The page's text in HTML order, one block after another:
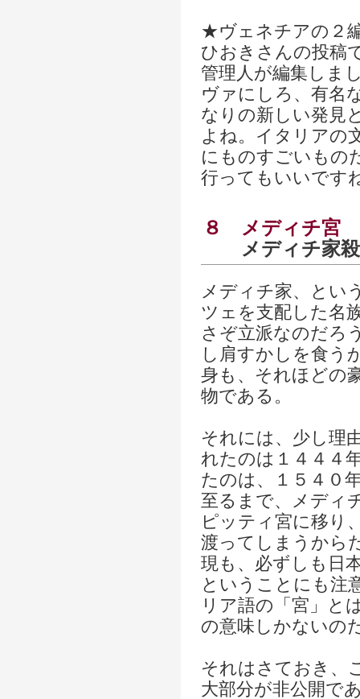
★ヴェネチアの２
ひおきさんの投稿
管理人が編集しま
ヴァにしろ、有名
なりの新しい発見
よね。イタリアの
にものすごいもの
行ってもいいです
８
メディチ宮
メディチ家
メディチ家、とい
ツェを支配した名
さぞ立派なのだろ
し肩すかしを食う
身も、それほどの
物である。
それには、少し理
れたのは１４４４
たのは、１５４０
至るまで、メディ
ピッティ宮に移り
渡ってしまうから
現も、必ずしも日
ということにも注
リア語の「宮」と
の意味しかないの
それはさておき、
大部分が非公開で